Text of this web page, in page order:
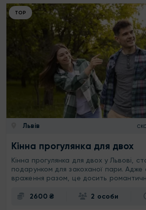
ТОР
Львів
Кінна прогулянка для двох
Кінна прогулянка для двох у Львові,
подарунком для закоханої пари. Адже
враження разом, це досить
2600 ₴ 2 особи